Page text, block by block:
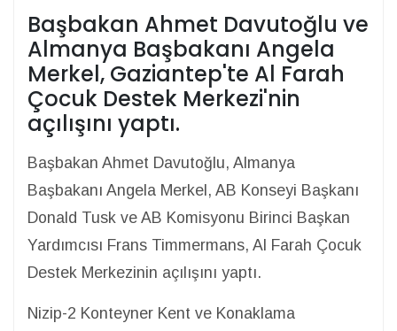
Başbakan Ahmet Davutoğlu ve
Almanya Başbakanı Angela
Merkel, Gaziantep'te Al Farah
Çocuk Destek Merkezi'nin
açılışını yaptı.
Başbakan Ahmet Davutoğlu, Almanya
Başbakanı Angela Merkel, AB Konseyi Başkanı
Donald Tusk ve AB Komisyonu Birinci Başkan
Yardımcısı Frans Timmermans, Al Farah Çocuk
Destek Merkezinin açılışını yaptı.
Nizip-2 Konteyner Kent ve Konaklama